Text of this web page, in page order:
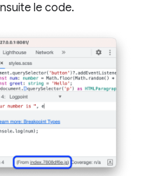
le code.